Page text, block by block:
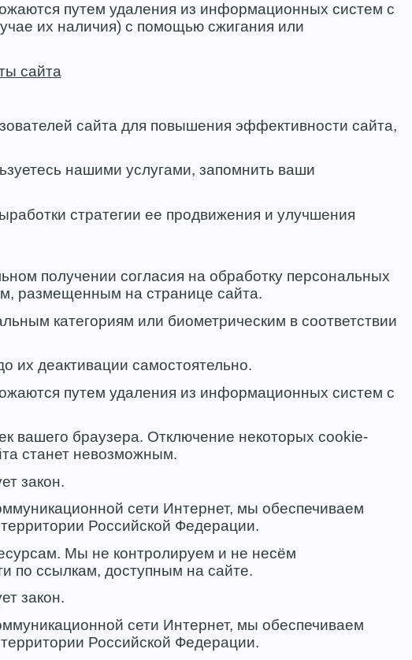
путем удаления из информационных систем с
их наличия) с помощью сжигания или
сайта
сайта для повышения эффективности сайта,
нашими услугами, запомнить ваши
стратегии ее продвижения и улучшения
получении согласия на обработку персональных
размещенным на странице сайта.
категориям или биометрическим в соответствии
их деактивации самостоятельно.
путем удаления из информационных систем с
вашего браузера. Отключение некоторых cookie-
станет невозможным.
закон.
сети Интернет, мы обеспечиваем
Российской Федерации.
Мы не контролируем и не несём
по ссылкам, доступным на сайте.
закон.
сети Интернет, мы обеспечиваем
Российской Федерации.